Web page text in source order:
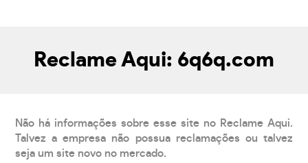
Reclame Aqui: 6q6q.com
Não há informações sobre esse site no Reclame Aqui.
Talvez a empresa não possua reclamações ou talvez
seja um site novo no mercado.